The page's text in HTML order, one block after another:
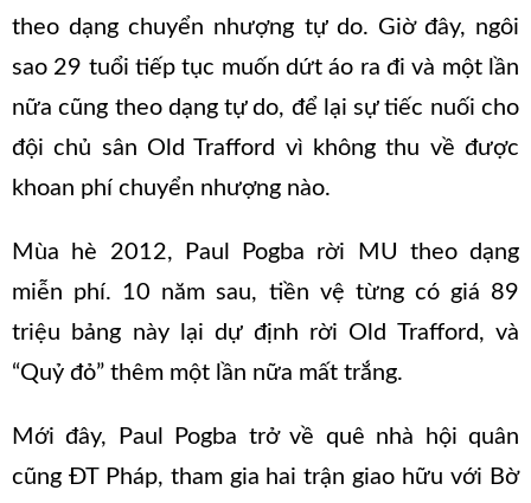
theo dạng chuyển nhượng tự do. Giờ đây, ngôi
sao 29 tuổi tiếp tục muốn dứt áo ra đi và một lần
nữa cũng theo dạng tự do, để lại sự tiếc nuối cho
đội chủ sân Old Trafford vì không thu về được
khoan phí chuyển nhượng nào.
Mùa hè 2012, Paul Pogba rời MU theo dạng
miễn phí. 10 năm sau, tiền vệ từng có giá 89
triệu bảng này lại dự định rời Old Trafford, và
“Quỷ đỏ” thêm một lần nữa mất trắng.
Mới đây, Paul Pogba trở về quê nhà hội quân
cũng ĐT Pháp, tham gia hai trận giao hữu với Bờ